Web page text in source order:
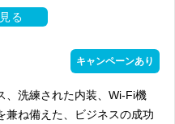
る
キャンペーンあり
、洗練された内装、Wi-Fi機
兼ね備えた、ビジネスの成功